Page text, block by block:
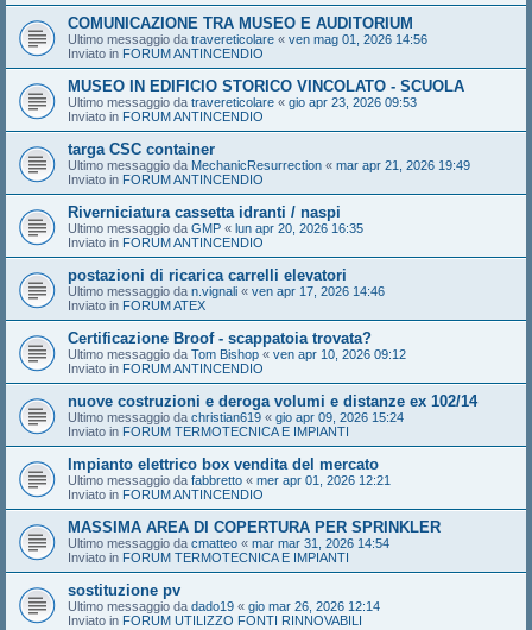
COMUNICAZIONE TRA MUSEO E AUDITORIUM
Ultimo messaggio da travereticolare « ven mag 01, 2026 14:56
Inviato in FORUM ANTINCENDIO
MUSEO IN EDIFICIO STORICO VINCOLATO - SCUOLA
Ultimo messaggio da travereticolare « gio apr 23, 2026 09:53
Inviato in FORUM ANTINCENDIO
targa CSC container
Ultimo messaggio da MechanicResurrection « mar apr 21, 2026 19:49
Inviato in FORUM ANTINCENDIO
Riverniciatura cassetta idranti / naspi
Ultimo messaggio da GMP « lun apr 20, 2026 16:35
Inviato in FORUM ANTINCENDIO
postazioni di ricarica carrelli elevatori
Ultimo messaggio da n.vignali « ven apr 17, 2026 14:46
Inviato in FORUM ATEX
Certificazione Broof - scappatoia trovata?
Ultimo messaggio da Tom Bishop « ven apr 10, 2026 09:12
Inviato in FORUM ANTINCENDIO
nuove costruzioni e deroga volumi e distanze ex 102/14
Ultimo messaggio da christian619 « gio apr 09, 2026 15:24
Inviato in FORUM TERMOTECNICA E IMPIANTI
Impianto elettrico box vendita del mercato
Ultimo messaggio da fabbretto « mer apr 01, 2026 12:21
Inviato in FORUM ANTINCENDIO
MASSIMA AREA DI COPERTURA PER SPRINKLER
Ultimo messaggio da cmatteo « mar mar 31, 2026 14:54
Inviato in FORUM TERMOTECNICA E IMPIANTI
sostituzione pv
Ultimo messaggio da dado19 « gio mar 26, 2026 12:14
Inviato in FORUM UTILIZZO FONTI RINNOVABILI